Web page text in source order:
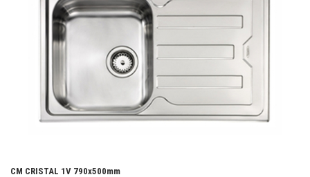
CM CRISTAL 1V 790х500mm